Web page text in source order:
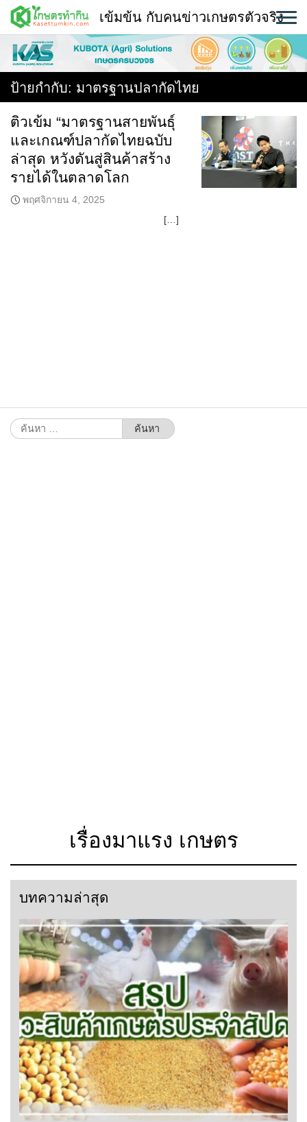
Skip
content
พืช
หน้าแรก
แวดวงเกษตร
ใคร ทำอะไร ที่ไหน
สถานีข่าววันนี้
เข้มข้น กับคนข่าวเกษตรตัวจริง
ป้ายกำกับ: มาตรฐานปลากัดไทย
ติวเข้ม “มาตรฐานสายพันธุ์
และเกณฑ์ปลากัดไทยฉบับ
ล่าสุด หวังดันสู่สินค้าสร้าง
รายได้ในตลาดโลก
พฤศจิกายน 4, 2025
[…]
ค้นหา
สำหรับ:
เรื่องมาแรง เกษตร
บทความล่าสุด